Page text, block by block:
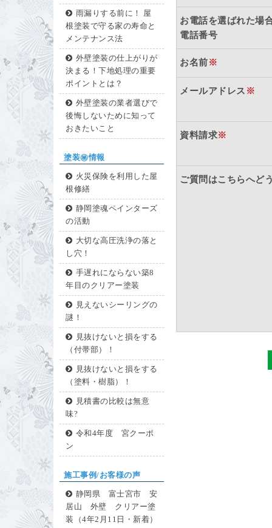
雨漏りする前に！ 屋
根塗装で守る家の寿命と
メンテナンス法
外壁塗装の仕上がりが
決まる！下地処理の重要
ポイントとは？
外壁塗装の業者選びで
後悔しないために知って
おきたいこと
塗装㊙情報
火災保険を利用した屋
根修繕
静岡塗魂ペインターズ
の活動
大切な高圧洗浄の落と
し穴！
手遅れにならない築8
年目のクリアー塗装
見えないシーリングの
謎！
見抜けないと損をする
（付帯部）！
見抜けないと損をする
（塗料・樹脂）！
見積書の比較は無意
味?
令和4年度 宮クーポ
ン
施工事例/お客様の声
静岡県 富士宮市 安
居山 外壁 クリアー塗
装（4年2月11日・新着）
お電話を選ばれた場
電話番号
お名前※
メールアドレス ※
資料請求※
ご質問はこちらへど